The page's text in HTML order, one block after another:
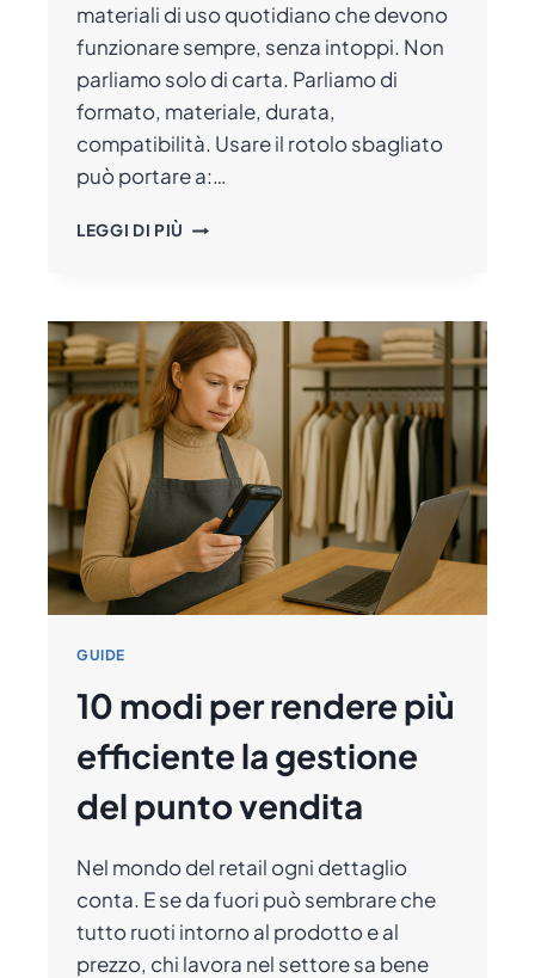
materiali di uso quotidiano che devono
funzionare sempre, senza intoppi. Non
parliamo solo di carta. Parliamo di
formato, materiale, durata,
compatibilità. Usare il rotolo sbagliato
può portare a:…
LEGGI DI PIÙ ROTOLI
DI
CASSA
E
BILANCE:
GUIDA
ALLA
SCELTA
GUIDE
10 modi per rendere più
efficiente la gestione
del punto vendita
Nel mondo del retail ogni dettaglio
conta. E se da fuori può sembrare che
tutto ruoti intorno al prodotto e al
prezzo, chi lavora nel settore sa bene